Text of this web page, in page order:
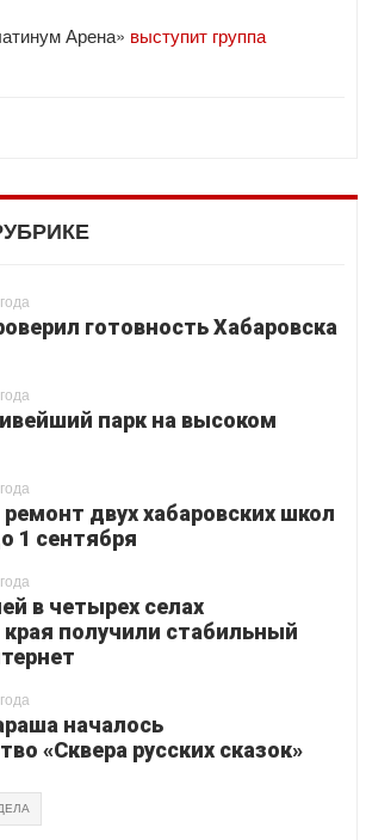
Арена» выступит группа
готовность Хабаровска
парк на высоком
двух хабаровских школ
1 сентября
в четырех селах
края получили стабильный
началось
«Сквера русских сказок»